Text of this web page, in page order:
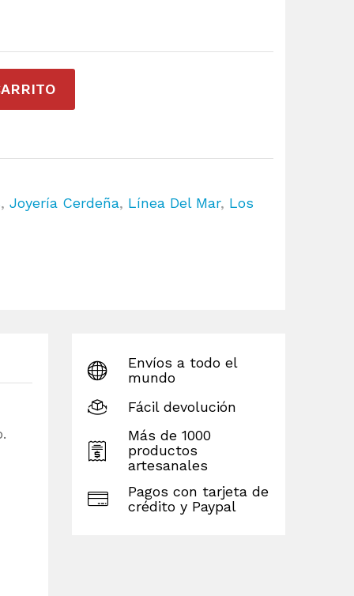
,Joyería Cerdeña, Línea Del Mar, Los
Envíos a todo el
mundo
Fácil devolución
Más de 1000
productos
artesanales
Pagos con tarjeta de
crédito y Paypal